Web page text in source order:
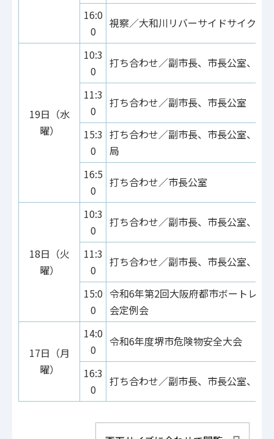
16:0
0
視察／大和川リバーサイドサイクル
19日（水
曜）
10:3
0
打ち合わせ／副市長、市長公室、建
11:3
0
打ち合わせ／副市長、市長公室
15:3
0
打ち合わせ／副市長、市長公室、子
局
16:5
0
打ち合わせ／市長公室
18日（火
曜）
10:3
0
打ち合わせ／副市長、市長公室、産
11:3
0
打ち合わせ／副市長、市長公室、文
15:0
0
令和6年第2回大阪府都市ボートレー
会定例会
17日（月
曜）
14:0
0
令和6年度堺市危険物安全大会
16:3
0
打ち合わせ／副市長、市長公室、文